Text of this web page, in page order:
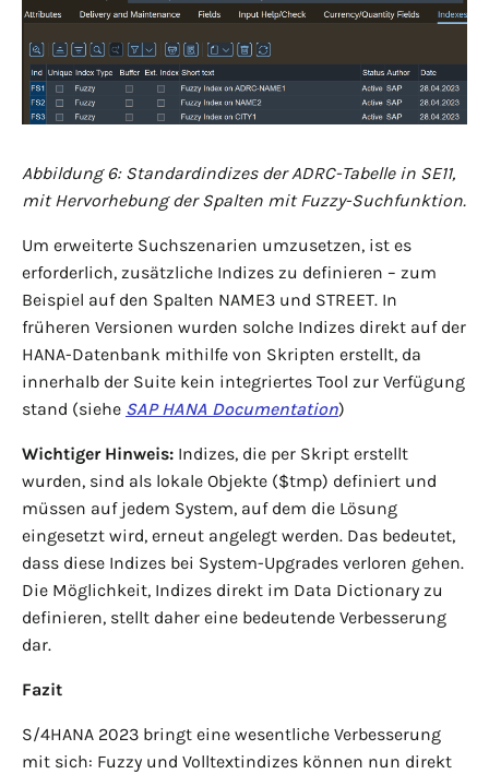
Abbildung 6: Standardindizes der ADRC-Tabelle in SE11,
mit Hervorhebung der Spalten mit Fuzzy-Suchfunktion.
Um erweiterte Suchszenarien umzusetzen, ist es
erforderlich, zusätzliche Indizes zu definieren – zum
Beispiel auf den Spalten NAME3 und STREET. In
früheren Versionen wurden solche Indizes direkt auf der
HANA-Datenbank mithilfe von Skripten erstellt, da
innerhalb der Suite kein integriertes Tool zur Verfügung
stand (siehe SAP HANA Documentation)
Wichtiger Hinweis: Indizes, die per Skript erstellt
wurden, sind als lokale Objekte ($tmp) definiert und
müssen auf jedem System, auf dem die Lösung
eingesetzt wird, erneut angelegt werden. Das bedeutet,
dass diese Indizes bei System-Upgrades verloren gehen.
Die Möglichkeit, Indizes direkt im Data Dictionary zu
definieren, stellt daher eine bedeutende Verbesserung
dar.
Fazit
S/4HANA 2023 bringt eine wesentliche Verbesserung
mit sich: Fuzzy und Volltextindizes können nun direkt